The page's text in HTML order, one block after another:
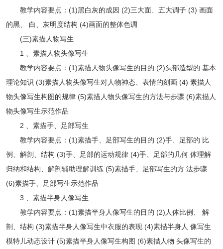
教学内容要点：(1)黑白灰的成因 (2)三大面、五大调子 (3) 画面
的黑、 白、灰明度结构 (4)画面的整体色调
(三)素描人物写生
1 、素描人物头像写生
教学内容要点：(1)素描人物头像写生的目的 (2)头部造型的 基本
理论知识 (3)素描人物头像写生对人物神态、表情的刻画 (4) 素描人
物头像写生构图的规律 (5)素描人物头像写生的方法与步骤 (6)素描人
物头像写生示范作品
2 、素描手、足部写生
教学内容要点：(1)素描手、足部写生的目的 (2)手、足部的 比
例、解剖、结构 (3)手、足部的运动规律 (4)手、足部的几何 体理解
归纳和结构、解剖辅助理解训练 (5)素描手、足部写生的方 法步骤
(6)素描手、足部写生示范作品
3 、素描半身人像写生
教学内容要点：(1)素描半身人像写生的目的 (2)人体比例、 解
剖、结构 (3)素描半身人像写生中衣服的表现 (4)素描半身人 像写生
模特儿动态设计 (5)素描半身人像写生构图 (6)素描人物 头像写生的